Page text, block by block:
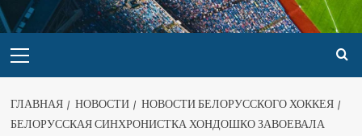
ГЛАВНАЯ НОВОСТИ
НОВОСТИ БЕЛОРУССКОГО ХОККЕЯ
БЕЛОРУССКАЯ СИНХРОНИСТКА ХОНДОШКО ЗАВОЕВАЛА